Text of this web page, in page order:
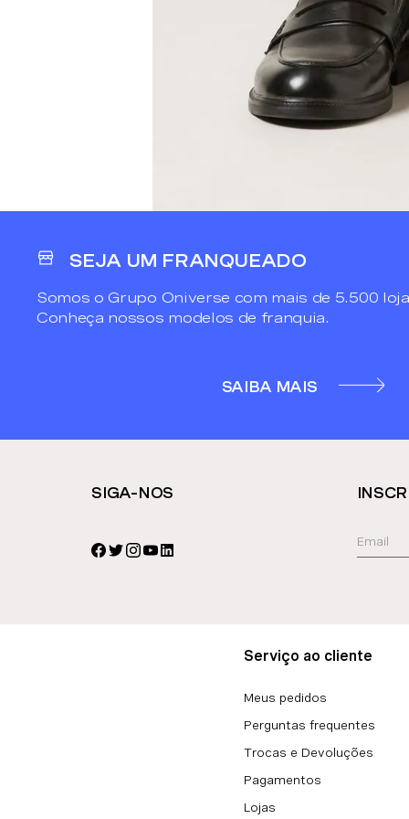
SEJA UM FRANQUEADO
Somos o Grupo Oniverse com mais de 5.500
Conheça nossos modelos de franquia.
SAIBA MAIS
SIGA-NOS
Serviço ao cliente
Meus pedidos
Perguntas frequentes
Trocas e Devoluções
Pagamentos
Lojas